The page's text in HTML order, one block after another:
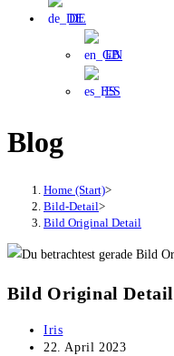
DE
EN
ES
Blog
Home (Start)>
Bild-Detail>
Bild Original Detail
Bild Original Detail
Beitrags-
Autor:
Iris
Beitrag
22. April 2023